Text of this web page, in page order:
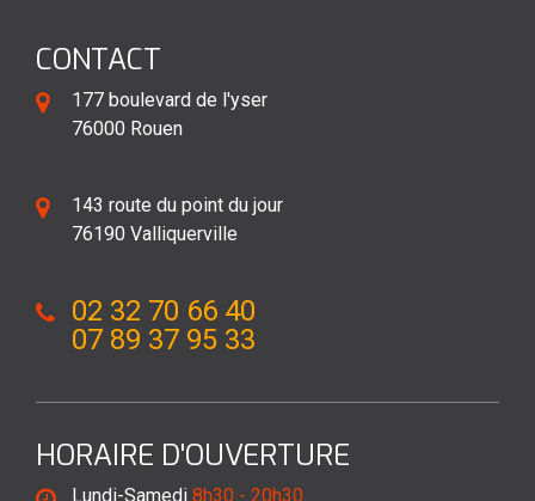
CONTACT
177 boulevard de l'yser
76000 Rouen
143 route du point du jour
76190 Valliquerville
02 32 70 66 40
07 89 37 95 33
HORAIRE D'OUVERTURE
Lundi-Samedi 8h30 - 20h30